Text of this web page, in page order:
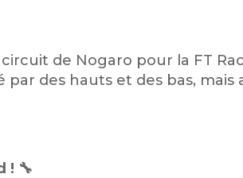
de Nogaro pour la FT
des hauts et des bas, mais
! 🔧